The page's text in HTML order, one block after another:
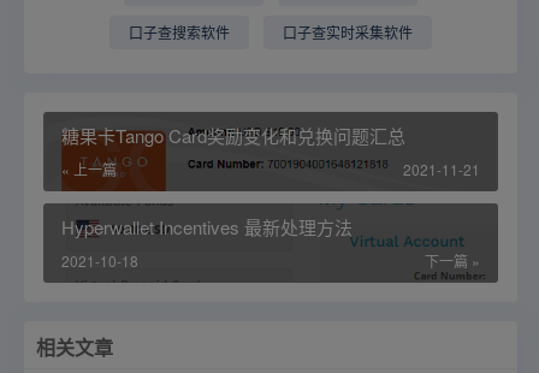
口子查搜索软件 口子查实时采集软件
糖果卡Tango Card奖励变化和兑换问题汇总
« 上一篇 2021-11-21
Hyperwallet Incentives 最新处理方法
下一篇 »
2021-10-18
相关文章